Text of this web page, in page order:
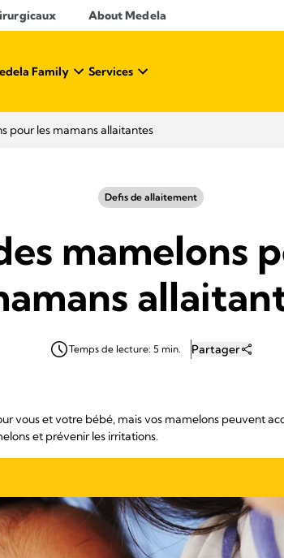
About Medela
Family Services
pour les mamans allaitantes
Defis de allaitement
mamelons
Temps de lecture: 5 min. Partager
vous et votre bébé, mais vos mamelons peuvent
et prévenir les irritations.